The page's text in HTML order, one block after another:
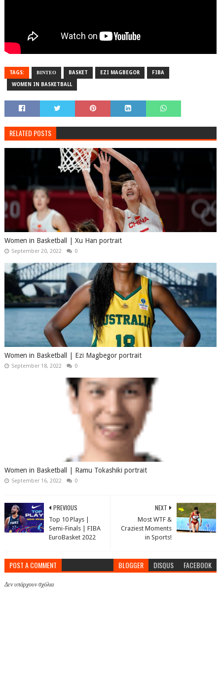
TAGS: ΒΙΝΤΕΟ BASKET EZI MAGBEGOR FIBA
WOMEN IN BASKETBALL
RELATED POSTS
Women in Basketball | Xu Han portrait
September 20, 2022 0
Women in Basketball | Ezi Magbegor portrait
September 18, 2022 0
Women in Basketball | Ramu Tokashiki portrait
September 16, 2022 0
NEXT
Most WTF &
Craziest Moments
in Sports!
PREVIOUS
Top 10 Plays |
Semi-Finals | FIBA
EuroBasket 2022
POST A COMMENT BLOGGER DISQUS FACEBOOK
Δεν υπάρχουν σχόλια